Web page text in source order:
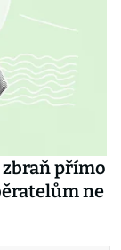
přímo
ne